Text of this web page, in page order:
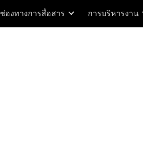
Skip to navigation
ช่องทางการสื่อสาร การบริหารงาน